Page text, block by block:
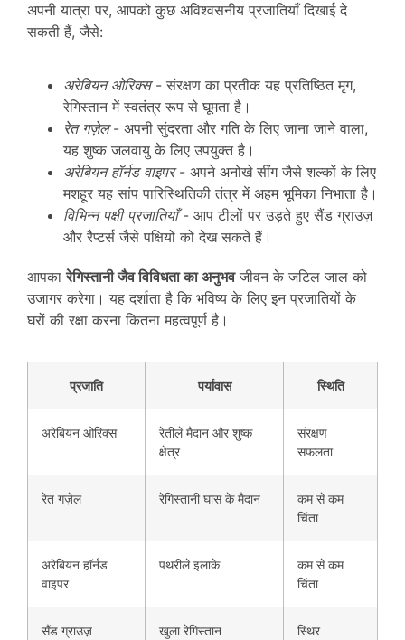
अपनी यात्रा पर, आपको कुछ अविश्वसनीय प्रजातियाँ दिखाई दे
सकती हैं, जैसे:
अरेबियन ओरिक्स- संरक्षण का प्रतीक यह प्रतिष्ठित मृग,
रेगिस्तान में स्वतंत्र रूप से घूमता है।
रेत गज़ेल- अपनी सुंदरता और गति के लिए जाना जाने वाला,
यह शुष्क जलवायु के लिए उपयुक्त है।
अरेबियन हॉर्नड वाइपर- अपने अनोखे सींग जैसे शल्कों के लिए
मशहूर यह सांप पारिस्थितिकी तंत्र में अहम भूमिका निभाता है।
विभिन्न पक्षी प्रजातियाँ- आप टीलों पर उड़ते हुए सैंड ग्राउज़
और रैप्टर्स जैसे पक्षियों को देख सकते हैं।
आपकारेगिस्तानी जैव विविधता का अनुभवजीवन के जटिल जाल को
उजागर करेगा। यह दर्शाता है कि भविष्य के लिए इन प्रजातियों के
घरों की रक्षा करना कितना महत्वपूर्ण है।
प्रजाति पर्यावास स्थिति
अरेबियन ओरिक्स
रेतीले मैदान और शुष्क
क्षेत्र
संरक्षण
सफलता
रेत गज़ेल रेगिस्तानी घास के मैदान
कम से कम
चिंता
अरेबियन हॉर्नड
वाइपर
पथरीले इलाके
कम से कम
चिंता
सैंड ग्राउज़ खुला रेगिस्तान स्थिर